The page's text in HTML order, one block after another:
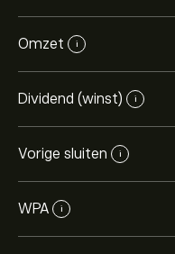
Omzet i
Dividend (winst) i
Vorige sluiten i
WPA i